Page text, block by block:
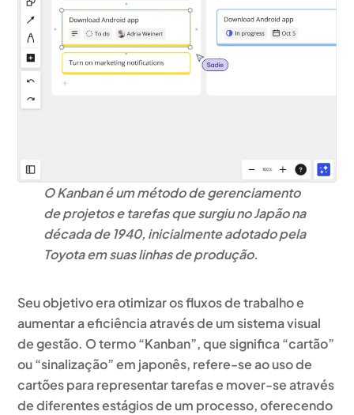
O Kanban é um método de gerenciamento
de projetos e tarefas que surgiu no Japão na
década de 1940, inicialmente adotado pela
Toyota em suas linhas de produção.
Seu objetivo era otimizar os fluxos de trabalho e
aumentar a eficiência através de um sistema visual
de gestão. O termo “Kanban”, que significa “cartão”
ou “sinalização” em japonês, refere-se ao uso de
cartões para representar tarefas e mover-se através
de diferentes estágios de um processo, oferecendo